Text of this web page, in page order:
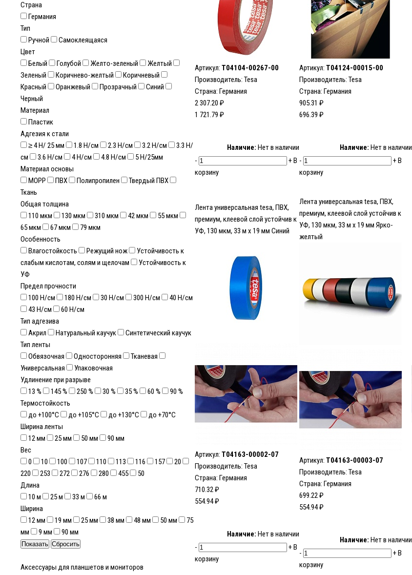
Страна
Германия
Тип
Ручной
Самоклеящаяся
Цвет
Белый
Голубой Желто-зеленый
Желтый
Зеленый
Коричнево-желтый
Коричневый
Красный
Оранжевый Прозрачный
Синий
Черный
Материал
Пластик
Адгезия к стали
≥ 4 Н/ 25 мм
1.8 Н/см 2.3 Н/см 3.2 H/см
3.3 Н/
см
3.6 Н/см 4 Н/см 4.8 Н/см
5 Н/25мм
Материал основы
МОРР
ПВХ Полипропилен
Твердый ПВХ
Ткань
Общая толщина
110 мкм
130 мкм 310 мкм 42 мкм
55 мкм
65 мкм
67 мкм
79 мкм
Особенность
Влагостойкость
Режущий нож
Устойчивость к
слабым кислотам, солям и щелочам
Устойчивость к
УФ
Предел прочности
100 Н/см
180 Н/см 30 Н/см 300 Н/см
40 Н/см
43 H/см
60 H/см
Тип адгезива
Акрил
Натуральный каучук
Синтетический каучук
Тип ленты
Обвязочная
Односторонняя
Тканевая
Универсальная
Упаковочная
Удлинение при разрыве
13 %
145 % 250 % 30 % 35 % 60 %
90 %
Термостойкость
до +100°C
до +105°C до +130°C
до +70°C
Ширина ленты
12 мм
25 мм 50 мм
90 мм
Вес
0
10 100 107 110 113 116 157
20
220
253 272 276 280 455
50
Длина
10 м
25 м 33 м
66 м
Ширина
12 мм
19 мм 25 мм 38 мм 48 мм 50 мм
75
мм
9 мм 90 мм
Аксессуары для планшетов и мониторов
Артикул: T04104-00267-00
Производитель: Tesa
Страна: Германия
2 307.20 ₽
1 721.79 ₽
Наличие: Нет в наличии
-
+В
корзину
Артикул: T04124-00015-00
Производитель: Tesa
Страна: Германия
905.31 ₽
696.39 ₽
Наличие: Нет в наличии
-
+В
корзину
Лента универсальная tesa, ПВХ,
премиум, клеевой слой устойчив к
УФ, 130 мкм, 33 м х 19 мм Синий
Артикул: T04163-00002-07
Производитель: Tesa
Страна: Германия
710.32 ₽
554.94 ₽
Наличие: Нет в наличии
-
+В
корзину
Лента универсальная tesa, ПВХ,
премиум, клеевой слой устойчив к
УФ, 130 мкм, 33 м х 19 мм Ярко-
желтый
Артикул: T04163-00003-07
Производитель: Tesa
Страна: Германия
699.22 ₽
554.94 ₽
Наличие: Нет в наличии
-
+В
корзину